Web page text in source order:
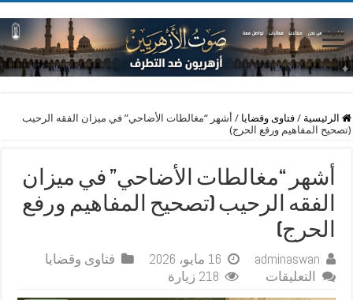
الرئيسية / فتاوى وقضايا / أشهر “مغالطات الأضاحي” في ميزان الفقه الرحيب
(تصحيح المفاهيم ورفع الحرج)
أشهر “مغالطات الأضاحي” في ميزان
الفقه الرحيب (تصحيح المفاهيم ورفع
الحرج)
adminaswan 16 مايو، 2026
فتاوى وقضايا
التعليقات
218 زيارة